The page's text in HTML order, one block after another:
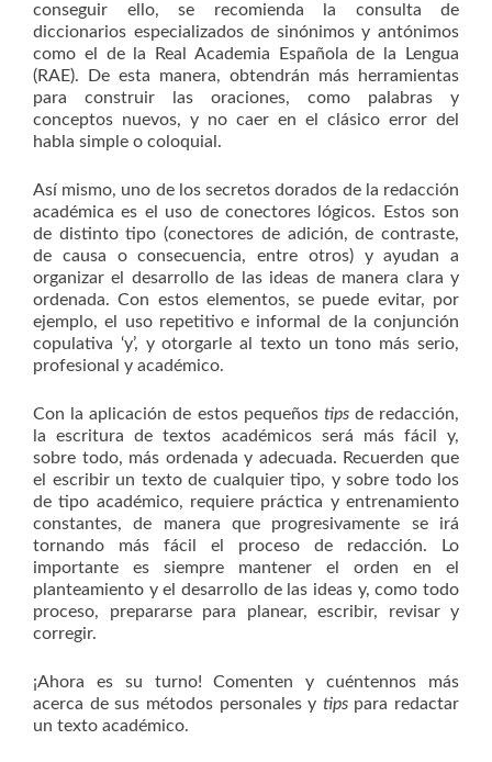
conseguir ello, se recomienda la consulta de
diccionarios especializados de sinónimos y antónimos
como el de la Real Academia Española de la Lengua
(RAE). De esta manera, obtendrán más herramientas
para construir las oraciones, como palabras y
conceptos nuevos, y no caer en el clásico error del
habla simple o coloquial.
Así mismo, uno de los secretos dorados de la redacción
académica es el uso de conectores lógicos. Estos son
de distinto tipo (conectores de adición, de contraste,
de causa o consecuencia, entre otros) y ayudan a
organizar el desarrollo de las ideas de manera clara y
ordenada. Con estos elementos, se puede evitar, por
ejemplo, el uso repetitivo e informal de la conjunción
copulativa ‘y’, y otorgarle al texto un tono más serio,
profesional y académico.
Con la aplicación de estos pequeños tipsde redacción,
la escritura de textos académicos será más fácil y,
sobre todo, más ordenada y adecuada. Recuerden que
el escribir un texto de cualquier tipo, y sobre todo los
de tipo académico, requiere práctica y entrenamiento
constantes, de manera que progresivamente se irá
tornando más fácil el proceso de redacción. Lo
importante es siempre mantener el orden en el
planteamiento y el desarrollo de las ideas y, como todo
proceso, prepararse para planear, escribir, revisar y
corregir.
¡Ahora es su turno! Comenten y cuéntennos más
acerca de sus métodos personales y tipspara redactar
un texto académico.